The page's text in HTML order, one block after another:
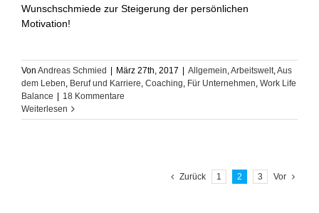
Wunschschmiede zur Steigerung der persönlichen
Motivation!
Von Andreas Schmied | März 27th, 2017 | Allgemein,Arbeitswelt,Aus
dem Leben, Beruf und Karriere, Coaching, Für Unternehmen, Work Life
Balance | 18 Kommentare
Weiterlesen
Zurück 1 2 3 Vor